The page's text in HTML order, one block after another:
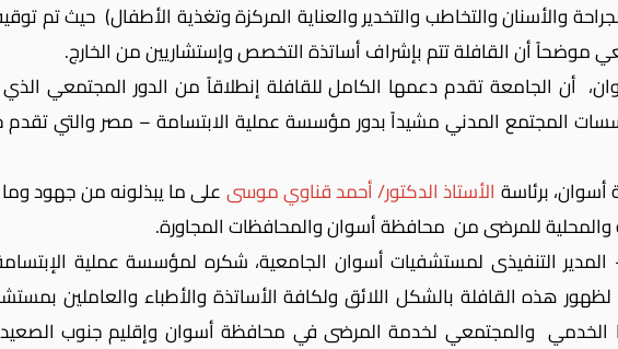
موضحاً أن القافلة تتم بإشراف أساتذة التخصص وإستشاريين من الخارج.
أن الجامعة تقدم دعمها الكامل للقافلة إنطلاقاً من الدور المجتمعي
المجتمع المدني مشيداً بدور مؤسسة عملية الابتسامة – مصر والتي تقدم
برئاسة الأستاذ الدكتور/ أحمد قناوي موسىعلى ما يبذلونه من جهود
للمرضى من محافظة أسوان والمحافظات المجاورة.
التنفيذى لمستشفيات أسوان الجامعية، شكره لمؤسسة عملية
هذه القافلة بالشكل اللائق ولكافة الأساتذة والأطباء والعاملين
الخدمي والمجتمعي لخدمة المرضى في محافظة أسوان وإقليم جنوب